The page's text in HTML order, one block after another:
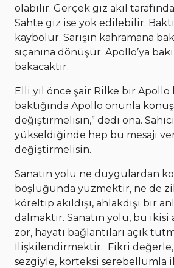
olabilir. Gerçek giz akıl
Sahte giz ise yok edilebilir.
kaybolur. Sarışın kahramana
sıçanına dönüşür. Apollo’ya
bakacaktır.
Elli yıl önce şair Rilke bir
baktığında Apollo onunla
değiştirmelisin,” dedi ona.
yükseldiğinde hep bu mesajı
değiştirmelisin.
Sanatın yolu ne duygulardan
boşluğunda yüzmektir, ne de
köreltip akıldışı, ahlakdışı bir
dalmaktır. Sanatın yolu, bu ikisi
zor, hayati bağlantıları açık
İlişkilendirmektir. Fikri
sezgiyle, korteksi serebellumla